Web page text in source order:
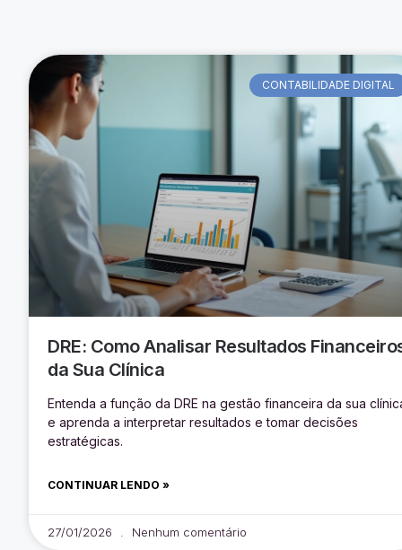
CONTABILIDADE DIGITAL
DRE: Como Analisar Resultados
da Sua Clínica
Entenda a função da DRE na gestão financeira da sua
e aprenda a interpretar resultados e tomar decisões
estratégicas.
CONTINUAR LENDO »
27/01/2026 Nenhum comentário